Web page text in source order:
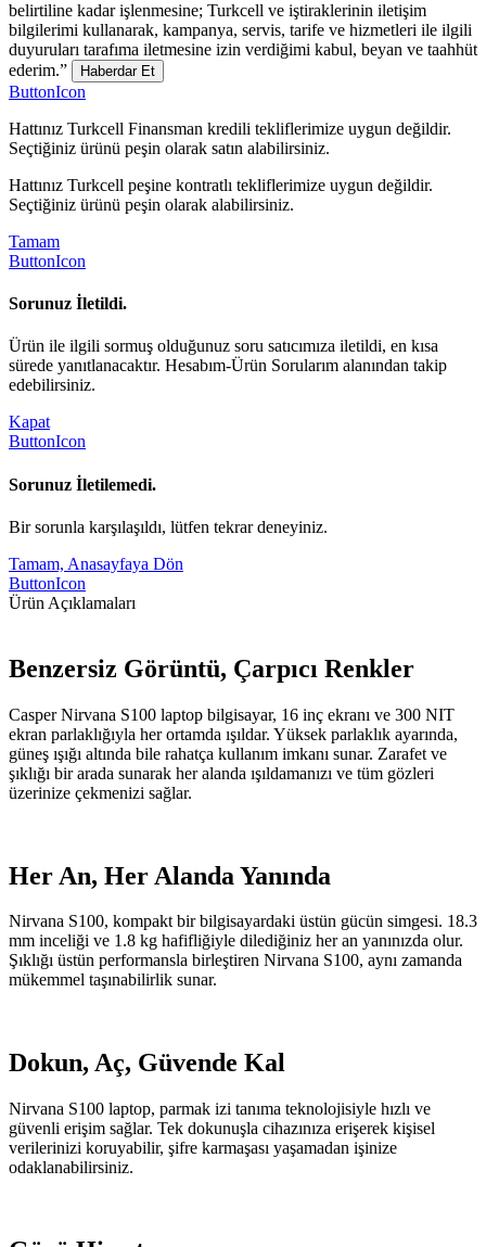
belirtiline kadar işlenmesine; Turkcell ve iştiraklerinin iletişim
bilgilerimi kullanarak, kampanya, servis, tarife ve hizmetleri ile ilgili
duyuruları tarafıma iletmesine izin verdiğimi kabul, beyan ve taahhüt
ederim.”
Haberdar Et
ButtonIcon
Hattınız Turkcell Finansman kredili tekliflerimize uygun değildir.
Seçtiğiniz ürünü peşin olarak satın alabilirsiniz.
Hattınız Turkcell peşine kontratlı tekliflerimize uygun değildir.
Seçtiğiniz ürünü peşin olarak alabilirsiniz.
Tamam
ButtonIcon
Sorunuz İletildi.
Ürün ile ilgili sormuş olduğunuz soru satıcımıza iletildi, en kısa
sürede yanıtlanacaktır. Hesabım-Ürün Sorularım alanından takip
edebilirsiniz.
Kapat
ButtonIcon
Sorunuz İletilemedi.
Bir sorunla karşılaşıldı, lütfen tekrar deneyiniz.
Tamam, Anasayfaya Dön
ButtonIcon
Ürün Açıklamaları
Benzersiz Görüntü, Çarpıcı Renkler
Casper Nirvana S100 laptop bilgisayar, 16 inç ekranı ve 300 NIT
ekran parlaklığıyla her ortamda ışıldar. Yüksek parlaklık ayarında,
güneş ışığı altında bile rahatça kullanım imkanı sunar. Zarafet ve
şıklığı bir arada sunarak her alanda ışıldamanızı ve tüm gözleri
üzerinize çekmenizi sağlar.
Her An, Her Alanda Yanında
Nirvana S100, kompakt bir bilgisayardaki üstün gücün simgesi. 18.3
mm inceliği ve 1.8 kg hafifliğiyle dilediğiniz her an yanınızda olur.
Şıklığı üstün performansla birleştiren Nirvana S100, aynı zamanda
mükemmel taşınabilirlik sunar.
Dokun, Aç, Güvende Kal
Nirvana S100 laptop, parmak izi tanıma teknolojisiyle hızlı ve
güvenli erişim sağlar. Tek dokunuşla cihazınıza erişerek kişisel
verilerinizi koruyabilir, şifre karmaşası yaşamadan işinize
odaklanabilirsiniz.